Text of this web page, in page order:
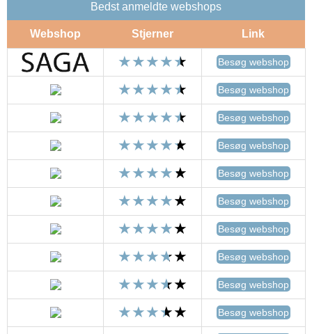
Bedst anmeldte webshops
Webshop Stjerner Link
Besøg webshop
Besøg webshop
Besøg webshop
Besøg webshop
Besøg webshop
Besøg webshop
Besøg webshop
Besøg webshop
Besøg webshop
Besøg webshop